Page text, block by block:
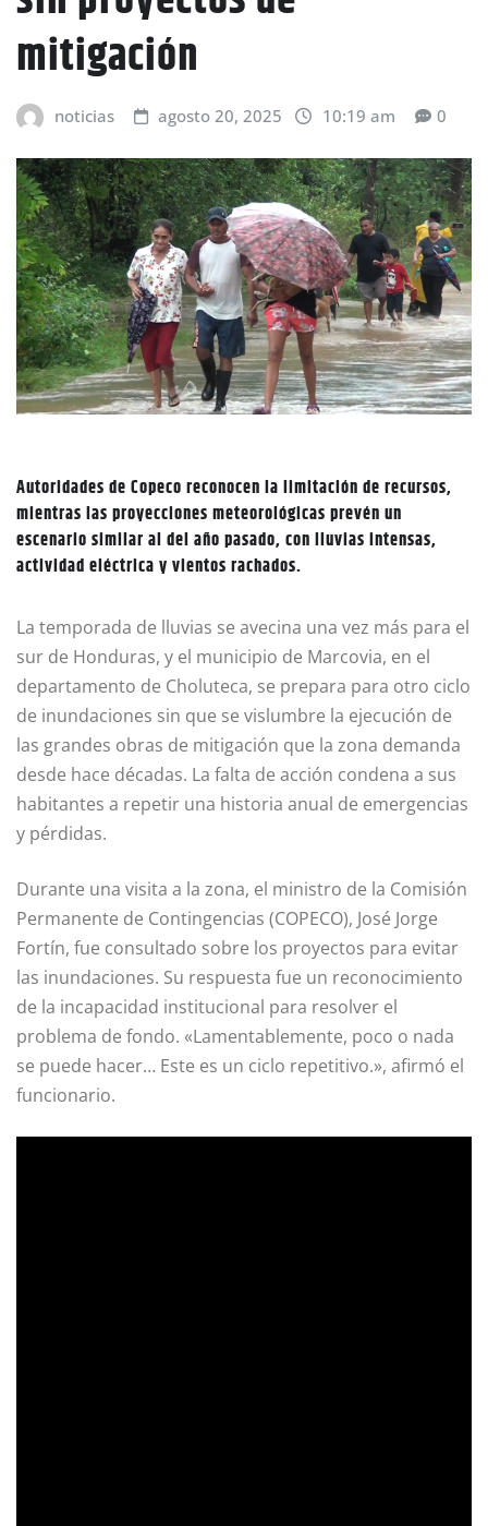
mitigación
noticias agosto 20, 2025 10:19 am 0
Autoridades de Copeco reconocen la limitación de recursos,
mientras las proyecciones meteorológicas prevén un
escenario similar al del año pasado, con lluvias intensas,
actividad eléctrica y vientos rachados.
La temporada de lluvias se avecina una vez más para el
sur de Honduras, y el municipio de Marcovia, en el
departamento de Choluteca, se prepara para otro ciclo
de inundaciones sin que se vislumbre la ejecución de
las grandes obras de mitigación que la zona demanda
desde hace décadas. La falta de acción condena a sus
habitantes a repetir una historia anual de emergencias
y pérdidas.
Durante una visita a la zona, el ministro de la Comisión
Permanente de Contingencias (COPECO), José Jorge
Fortín, fue consultado sobre los proyectos para evitar
las inundaciones. Su respuesta fue un reconocimiento
de la incapacidad institucional para resolver el
problema de fondo. «Lamentablemente, poco o nada
se puede hacer… Este es un ciclo repetitivo.», afirmó el
funcionario.